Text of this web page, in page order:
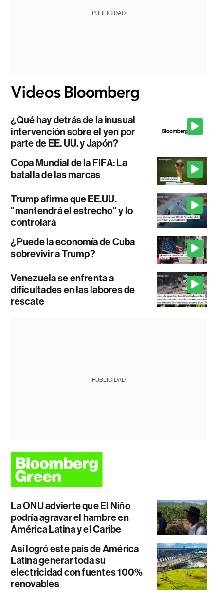
PUBLICIDAD
¿Qué hay detrás de la inusual
intervención sobre el yen por
parte de EE. UU. y Japón?
Copa Mundial de la FIFA: La
batalla de las marcas
Trump afirma que EE.UU.
"mantendrá el estrecho" y lo
controlará
¿Puede la economía de Cuba
sobrevivir a Trump?
Venezuela se enfrenta a
dificultades en las labores de
rescate
PUBLICIDAD
La ONU advierte que El Niño
podría agravar el hambre en
América Latina y el Caribe
Así logró este país de América
Latina generar toda su
electricidad con fuentes 100%
renovables